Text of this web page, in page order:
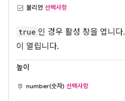
불리언 선택사항
true 인 경우 활성 창을 엽니다.
이 열립니다.
높이
number(숫자) 선택사항